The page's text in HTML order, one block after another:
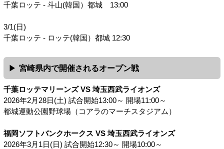
千葉ロッテ - 斗山(韓国）都城 13:00
3/1(日)
千葉ロッテ - ロッテ(韓国）都城 12:30
宮崎県内で開催されるオープン戦
千葉ロッテマリーンズ VS 埼玉西武ライオンズ
2026年2月28日(土) 試合開始13:00～ 開場11:00～
都城運動公園野球場（コアラのマーチスタジアム）
福岡ソフトバンクホークス VS 埼玉西武ライオンズ
2026年3月1日(日) 試合開始12:30～ 開場10:00～